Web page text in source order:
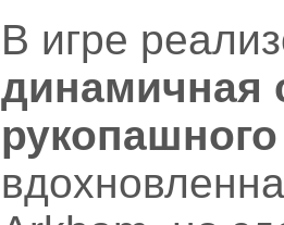
В игре
динамичная